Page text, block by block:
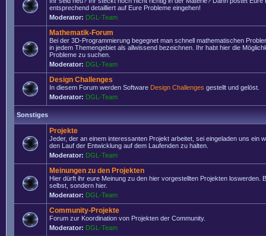
entsprechend detailliert auf Eure Probleme eingehen!
Moderator: DGL-Team
Mathematik-Forum
Bei der 3D-Programmierung begegnet man schnell mathematischen
in jedem Themengebiet als allwissend bezeichnen. Ihr habt hier die
Probleme zu suchen.
Moderator: DGL-Team
Design Challenges
In diesem Forum werden Software Design Challenges gestellt und gelöst.
Moderator: DGL-Team
Sonstiges
Projekte
Jeder, der an einem interessanten Projekt arbeitet, sei eingeladen uns ein
den Lauf der Entwicklung auf dem Laufenden zu halten.
Moderator: DGL-Team
Meinungen zu den Projekten
Hier dürft ihr eure Meinung zu den hier vorgestellten Projekten loswerden.
selbst, sondern hier.
Moderator: DGL-Team
Community-Projekte
Forum zur Koordination von Projekten der Community.
Moderator: DGL-Team